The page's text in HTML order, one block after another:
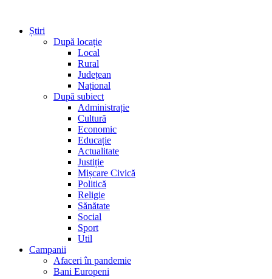
Știri
După locație
Local
Rural
Județean
Național
După subiect
Administrație
Cultură
Economic
Educație
Actualitate
Justiție
Mișcare Civică
Politică
Religie
Sănătate
Social
Sport
Util
Campanii
Afaceri în pandemie
Bani Europeni